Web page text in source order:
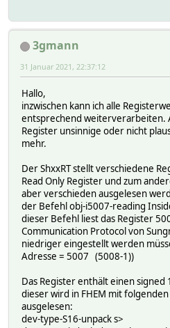
attr SH10rt_Fast obj-i5013-
attr SH10rt_Fast obj-i5016-
attr SH10rt_Fast obj-i5016-
attr SH10rt_Fast obj-i5016-
attr SH10rt_Fast obj-i5035-
attr SH10rt_Fast obj-i5035-
attr SH10rt_Fast obj-i5035-
attr SH10rt_Fast obj-i5035-
attr SH10rt_Fast obj-
attr SH10rt_Fast obj-i13001-
attr SH10rt_Fast obj-i13001-
attr SH10rt_Fast obj-
attr SH10rt_Fast obj-i13002-
attr SH10rt_Fast obj-i13002-
attr SH10rt_Fast obj-i13002-
attr SH10rt_Fast obj-i13002-
attr SH10rt_Fast obj-
attr SH10rt_Fast obj-i13004-
attr SH10rt_Fast obj-i13004-
attr SH10rt_Fast obj-
attr SH10rt_Fast obj-i13005-
attr SH10rt_Fast obj-i13005-
3gmann
31 Januar 2021, 22:37:12
Hallo,
inzwischen kann ich alle
entsprechend weiterverarbeiten.
Register unsinnige oder nicht
mehr.
Der ShxxRT stellt verschiedene
Read Only Register und zum
aber verschieden ausgelesen
der Befehl obj-i5007-reading
dieser Befehl liest das Register
Communication Protocol von
niedriger eingestellt werden
Adresse = 5007 (5008-1))
Das Register enthält einen signed
dieser wird in FHEM mit
ausgelesen:
dev-type-S16-unpack s>